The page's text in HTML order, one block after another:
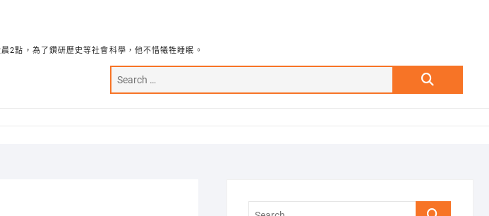
2點，為了鑽研歷史等社會科學，他不惜犧牲睡眠。
Search
Search